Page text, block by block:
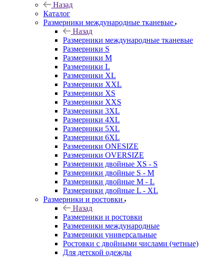
Назад
Каталог
Размерники международные тканевые
Назад
Размерники международные тканевые
Размерники S
Размерники M
Размерники L
Размерники XL
Размерники XXL
Размерники XS
Размерники XXS
Размерники 3XL
Размерники 4XL
Размерники 5XL
Размерники 6XL
Размерники ONESIZE
Размерники OVERSIZE
Размерники двойные XS - S
Размерники двойные S - M
Размерники двойные M - L
Размерники двойные L - XL
Размерники и ростовки
Назад
Размерники и ростовки
Размерники международные
Размерники универсальные
Ростовки с двойными числами (четные)
Для детской одежды